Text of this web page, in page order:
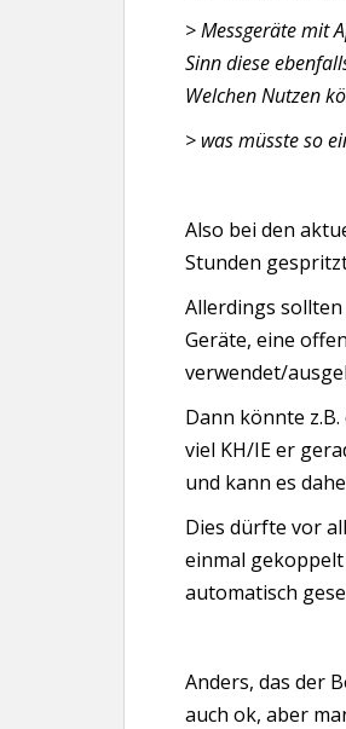
> Messgeräte mit
Sinn diese
Welchen Nutzen
> was müsste so
Also bei den
Stunden
Allerdings
Geräte, eine
verwendet/
Dann könnte
viel KH/IE er
und kann es
Dies dürfte vor
einmal gekoppelt
automatisch
Anders, das der
auch ok, aber